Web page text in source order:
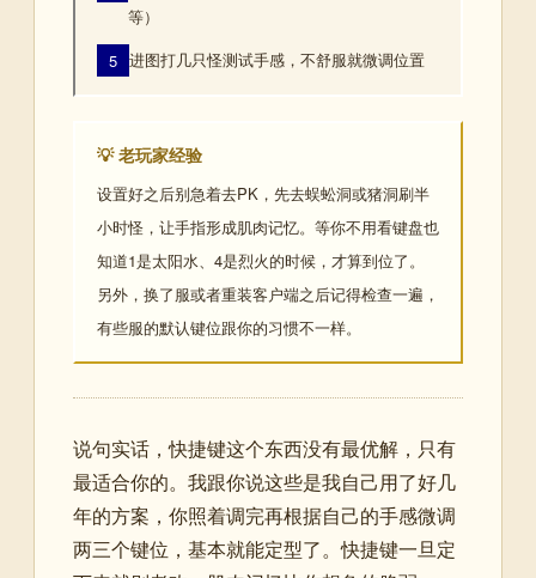
等）
5 进图打几只怪测试手感，不舒服就微调位置
💡 老玩家经验
设置好之后别急着去PK，先去蜈蚣洞或猪洞刷半
小时怪，让手指形成肌肉记忆。等你不用看键盘也
知道1是太阳水、4是烈火的时候，才算到位了。
另外，换了服或者重装客户端之后记得检查一遍，
有些服的默认键位跟你的习惯不一样。
说句实话，快捷键这个东西没有最优解，只有
最适合你的。我跟你说这些是我自己用了好几
年的方案，你照着调完再根据自己的手感微调
两三个键位，基本就能定型了。快捷键一旦定